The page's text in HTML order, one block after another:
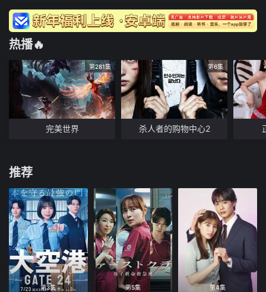
热播🔥
第281集
完美世界
第6集
杀人者的购物中心2
推荐
第3集 第5集 第4集